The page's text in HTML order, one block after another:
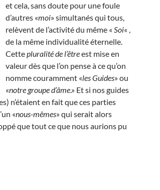
et cela, sans doute pour une foule
d’autres «moi» simultanés qui tous,
relèvent de l’activité du même « Soi« ,
de la même individualité éternelle.
Cettepluralité de l’êtreest mise en
valeur dès que l’on pense à ce qu’on
nomme couramment «les Guides» ou
«notre groupe d’âme.» Et si nos guides
n’étaient en fait que ces parties
«nous-mêmes» qui serait alors
que tout ce que nous aurions pu